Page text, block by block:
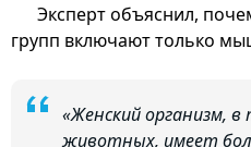
Эксперт объяснил,
групп включают только
«Женский организм, в
животных, имеет